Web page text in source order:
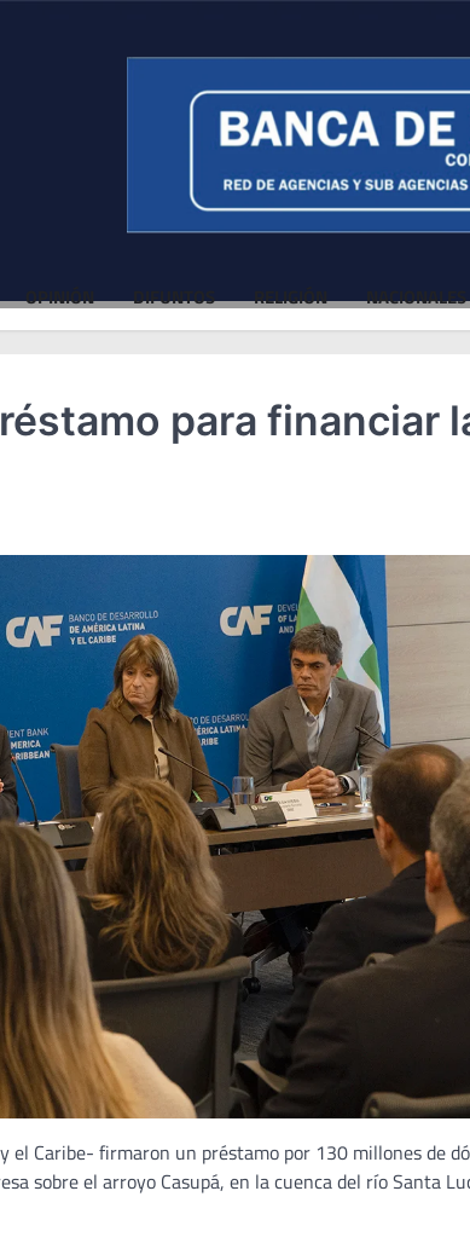
OPINIÓN DIFUNTOS RELIGIÓN NACIONALES
para financiar
el Caribe- firmaron un préstamo por 130 millones de
sobre el arroyo Casupá, en la cuenca del río Santa